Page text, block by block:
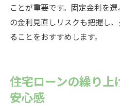
ことが重要です。固定金利を
の金利見直しリスクも把握し
ることをおすすめします。
住宅ローンの繰り上
安心感